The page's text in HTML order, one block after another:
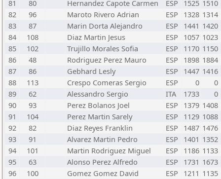
81 80 Hernandez Capote Carmen ESP 1525 1510
82
96 Maroto Rivero Adrian ESP 1328 1314
83
87 Marin Dorta Alejandro ESP 1441 1420
84
108 Diaz Martin Jesus ESP 1057 1023
85
102 Trujillo Morales Sofia ESP 1170 1150
86
48 Rodriguez Perez Mauro ESP 1898 1884
87
86 Gebhard Lesly ESP 1447 1416
88
113 Crespo Comeras Sergio ESP 0
0
89
62 Alessandro Sergio ITA 1733
0
90
93 Perez Bolanos Joel ESP 1379 1408
91
104 Perez Martin Sarely ESP 1129 1088
92
82 Diaz Reyes Franklin ESP 1487 1476
93
91 Alvarez Martin Pedro ESP 1401 1352
94
101 Martin Rodriguez Miguel ESP 1186 1133
95
63 Alonso Perez Alfredo ESP 1731 1673
96
100 Gomez Gomez David ESP 1211 1135